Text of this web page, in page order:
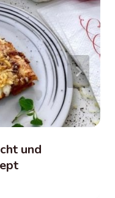
und